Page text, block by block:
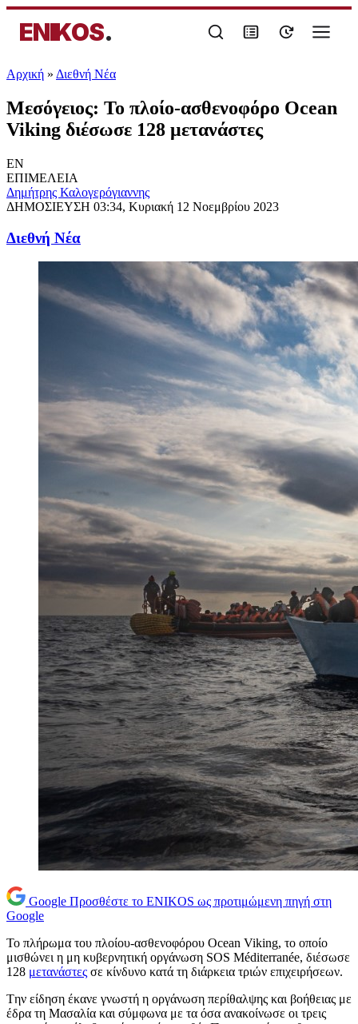
ENIKOS.
Αρχική » Διεθνή Νέα
Μεσόγειος: Το πλοίο-ασθενοφόρο Ocean
Viking διέσωσε 128 μετανάστες
EN
ΕΠΙΜΕΛΕΙΑ
Δημήτρης Καλογερόγιαννης
ΔΗΜΟΣΙΕΥΣΗ 03:34, Κυριακή 12 Νοεμβρίου 2023
Διεθνή Νέα
Google Προσθέστε το ENIKOS ως προτιμώμενη πηγή στη
Google
Το πλήρωμα του πλοίου-ασθενοφόρου Ocean Viking, το οποίο
μισθώνει η μη κυβερνητική οργάνωση SOS Méditerranée, διέσωσε
128 μετανάστες σε κίνδυνο κατά τη διάρκεια τριών επιχειρήσεων.
Tην είδηση έκανε γνωστή η οργάνωση περίθαλψης και βοήθειας με
έδρα τη Μασαλία και σύμφωνα με τα όσα ανακοίνωσε οι τρεις